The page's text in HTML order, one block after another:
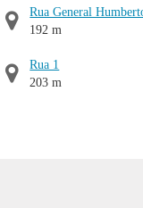
Rua General
192 m
Rua 1
203 m